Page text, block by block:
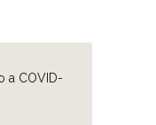
a COVID-